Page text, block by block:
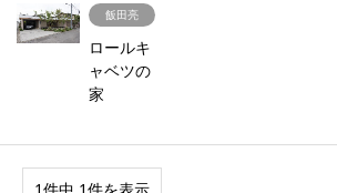
飯田亮
ロールキ
ャベツの
家